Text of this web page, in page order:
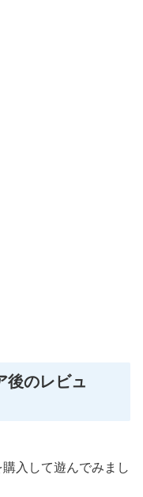
後のレビュ
入して遊んでみまし